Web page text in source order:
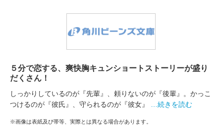
５分で恋する、爽快胸キュンショートストーリーが盛り
だくさん！
しっかりしているのが『先輩』、頼りないのが『後輩』。かっこ
つけるのが『彼氏』、守られるのが『彼女』
…続きを読む
※画像は表紙及び帯等、実際とは異なる場合があります。